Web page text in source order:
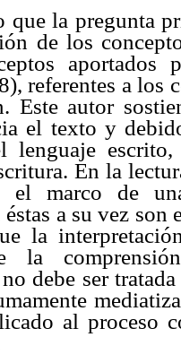
que la pregunta
de los
referentes a los
Este autor
el texto y
lenguaje
En la
el marco de
a su vez son
la
la
debe ser
al proceso